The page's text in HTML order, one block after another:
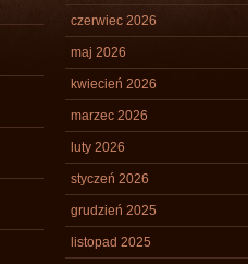
czerwiec 2026
maj 2026
kwiecień 2026
marzec 2026
luty 2026
styczeń 2026
grudzień 2025
listopad 2025